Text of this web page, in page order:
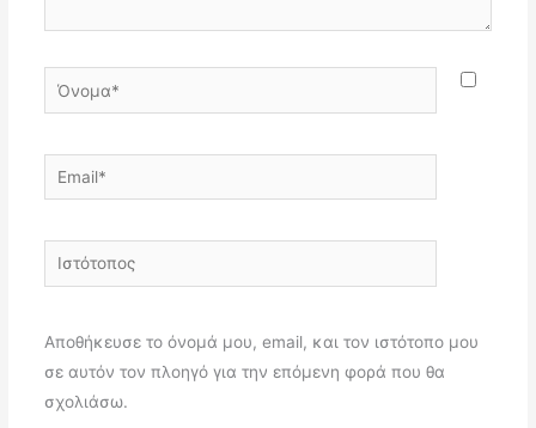
Όνομα*
Email*
Ιστότοπος
Αποθήκευσε το όνομά μου, email, και τον ιστότοπο μου
σε αυτόν τον πλοηγό για την επόμενη φορά που θα
σχολιάσω.